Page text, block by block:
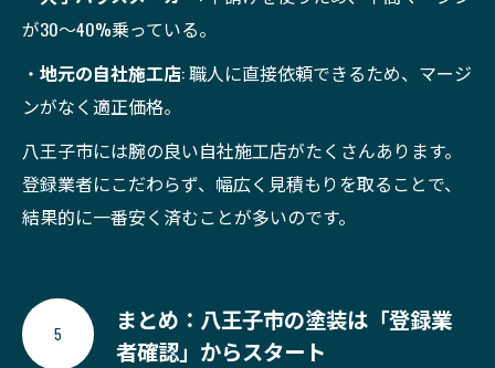
が30〜40%乗っている。
・ 地元の自社施工店: 職人に直接依頼できるため、マージ
ンがなく適正価格。
八王子市には腕の良い自社施工店がたくさんあります。
登録業者にこだわらず、幅広く見積もりを取ることで、
結果的に一番安く済むことが多いのです。
まとめ：八王子市の塗装は「登録業
者確認」からスタート
5